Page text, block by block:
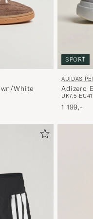
White
SPORT
ADIDAS
Adizero
UK7,5-
1 199,-